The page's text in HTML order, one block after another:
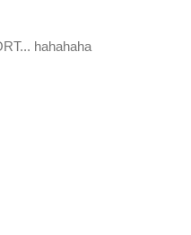
hahahaha